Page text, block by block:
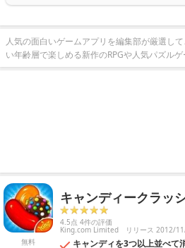
人気の面白いゲームアプリを編集部が厳選し
い年齢層で楽しめる新作のRPGや人気パズルゲ
無料
キャンディークラッ
4.5点 4件の評価
King.com Limited リリース 2012/
キャンディを3つ以上並べて